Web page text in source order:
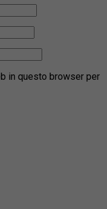
in questo browser per